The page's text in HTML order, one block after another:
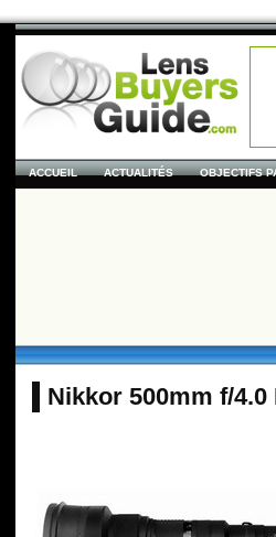
ACCUEIL ACTUALITÉS OBJECTIFS
Nikkor 500mm f/4.0